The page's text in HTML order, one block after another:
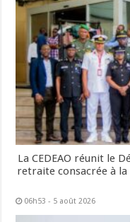
La CEDEAO réunit le
retraite consacrée à
06h53 - 5 août 2026